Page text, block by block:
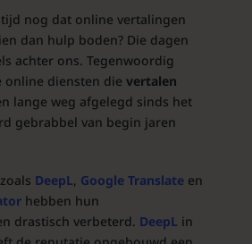
nog dat online vertalingen
dan hulp boden? Die dagen
achter ons. Tegenwoordig
online diensten die vertalen
lange weg afgelegd sinds het
gebrabbel van begin jaren
DeepL, Google Translateen
hebben hun
drastisch verbeterd. DeepL in